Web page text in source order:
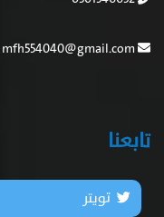
تابعنا
تويتر